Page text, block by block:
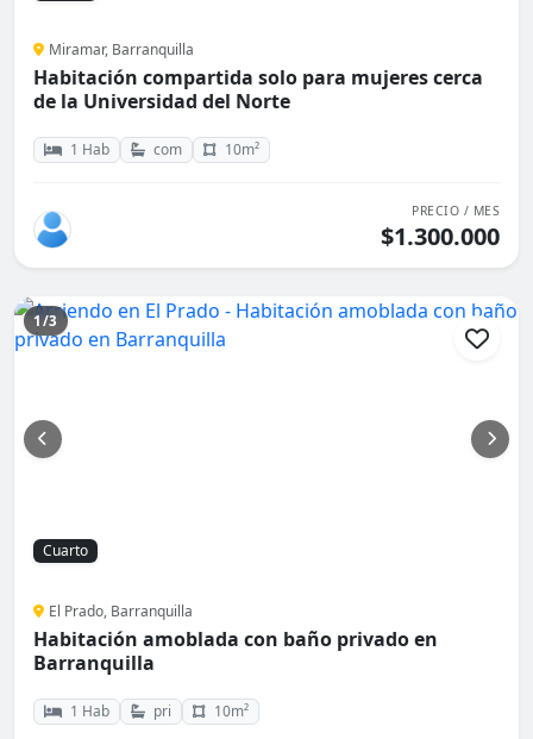
Miramar, Barranquilla
Habitación compartida solo para mujeres cerca
de la Universidad del Norte
1 Hab com 10m²
PRECIO / MES
$1.300.000
1/3
Cuarto
El Prado, Barranquilla
Habitación amoblada con baño privado en
Barranquilla
1 Hab pri 10m²